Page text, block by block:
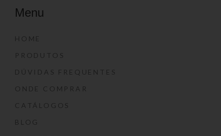
Menu
HOME
PRODUTOS
DÚVIDAS FREQUENTES
ONDE COMPRAR
CATÁLOGOS
BLOG